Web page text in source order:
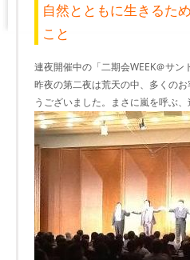
自然とともに生きるた
こと
連夜開催中の「二期会WEEK＠サン
昨夜の第二夜は荒天の中、多くの
うございました。まさに嵐を呼ぶ、